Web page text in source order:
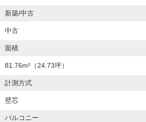
新築/中古
中古
面積
81.76m² （24.73坪）
計測方式
壁芯
バルコニー